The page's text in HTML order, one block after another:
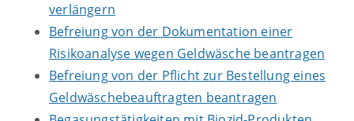
verlängern
Befreiung von der Dokumentation einer
Risikoanalyse wegen Geldwäsche beantragen
Befreiung von der Pflicht zur Bestellung eines
Geldwäschebeauftragten beantragen